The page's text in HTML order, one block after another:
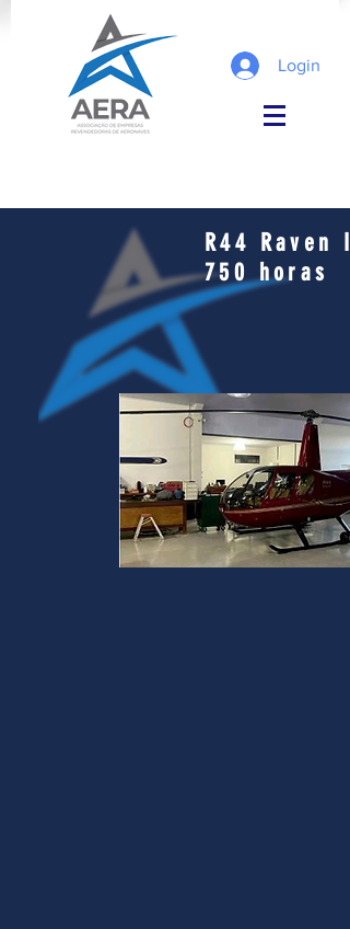
Login
R44 Raven
750horas